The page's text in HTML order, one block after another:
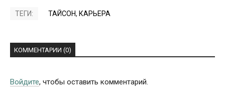
ТЕГИ: ТАЙСОН, КАРЬЕРА
КОММЕНТАРИИ (0)
Войдите, чтобы оставить комментарий.